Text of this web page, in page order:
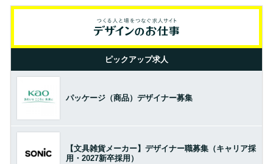
ピックアップ求人
パッケージ（商品）デザイナー募集
【文具雑貨メーカー】デザイナー職募集（キャリア採
用・2027新卒採用）